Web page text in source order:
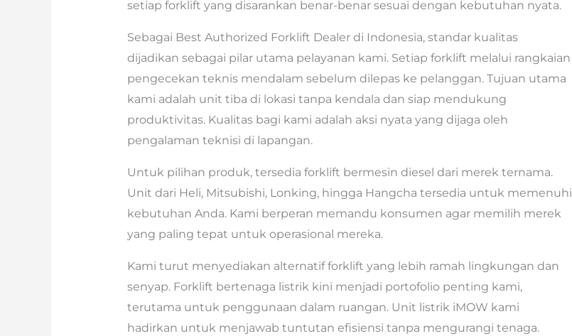
setiap forklift yang disarankan benar-benar sesuai dengan kebutuhan nyata.
Sebagai Best Authorized Forklift Dealer di Indonesia, standar kualitas
dijadikan sebagai pilar utama pelayanan kami. Setiap forklift melalui rangkaian
pengecekan teknis mendalam sebelum dilepas ke pelanggan. Tujuan utama
kami adalah unit tiba di lokasi tanpa kendala dan siap mendukung
produktivitas. Kualitas bagi kami adalah aksi nyata yang dijaga oleh
pengalaman teknisi di lapangan.
Untuk pilihan produk, tersedia forklift bermesin diesel dari merek ternama.
Unit dari Heli, Mitsubishi, Lonking, hingga Hangcha tersedia untuk memenuhi
kebutuhan Anda. Kami berperan memandu konsumen agar memilih merek
yang paling tepat untuk operasional mereka.
Kami turut menyediakan alternatif forklift yang lebih ramah lingkungan dan
senyap. Forklift bertenaga listrik kini menjadi portofolio penting kami,
terutama untuk penggunaan dalam ruangan. Unit listrik iMOW kami
hadirkan untuk menjawab tuntutan efisiensi tanpa mengurangi tenaga.